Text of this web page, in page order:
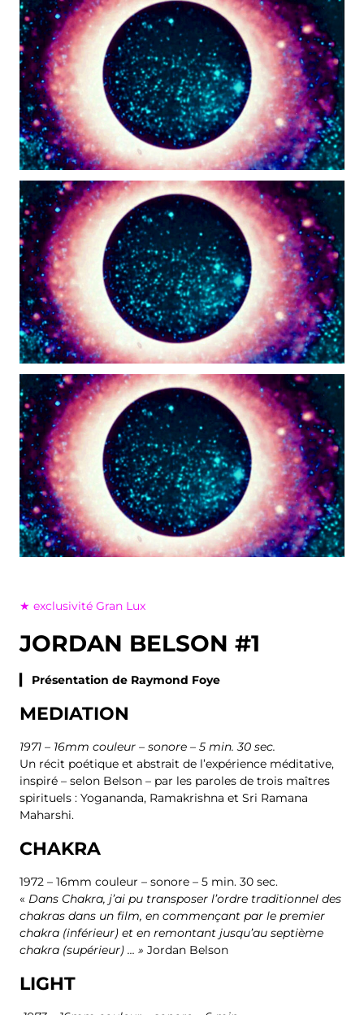
★ exclusivité Gran Lux
JORDAN BELSON #1
▎ Présentation de Raymond Foye
MEDIATION
1971 – 16mm couleur – sonore – 5 min. 30 sec.
Un récit poétique et abstrait de l’expérience méditative,
inspiré – selon Belson – par les paroles de trois maîtres
spirituels : Yogananda, Ramakrishna et Sri Ramana
Maharshi.
CHAKRA
1972 – 16mm couleur – sonore – 5 min. 30 sec.
« Dans Chakra, j’ai pu transposer l’ordre traditionnel des
chakras dans un film, en commençant par le premier
chakra (inférieur) et en remontant jusqu’au septième
chakra (supérieur) … » Jordan Belson
LIGHT